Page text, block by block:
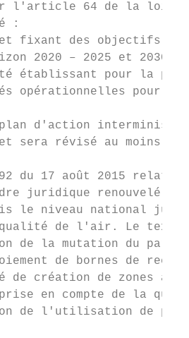
l'article 64 de la loi
:
fixant des objectifs
2020 – 2025 et 2030.
établissant pour la
opérationnelles pour y
plan d'action
sera révisé au moins
du 17 août 2015
juridique renouvelé et
le niveau national
de l'air. Le texte
de la mutation du parc
de bornes de
de création de zones à
en compte de la
de l'utilisation de